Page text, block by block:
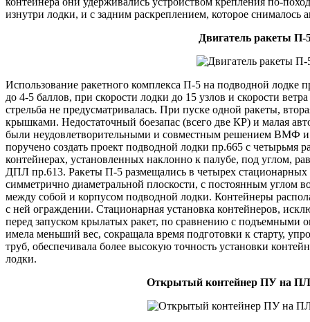
изнутри лодки, и с задним раскреплением, которое снималось
Двигатель ракеты П-
Использование ракетного комплекса П-5 на подводной лодке
до 4-5 баллов, при скорости лодки до 15 узлов и скорости
стрельба не предусматривалась. При пуске одной ракеты,
крышками. Недостаточный боезапас (всего две КР) и малая
были неудовлетворительными и совместным решением ВМФ
поручено создать проект подводной лодки пр.665 с четырьмя
контейнерах, установленных наклонно к палубе, под углом,
ДПЛ пр.613. Ракеты П-5 размещались в четырех стационарных
симметрично диаметральной плоскости, с постоянным углом
между собой и корпусом подводной лодки. Контейнеры
с ней ограждении. Стационарная установка контейнеров,
перед запуском крылатых ракет, по сравнению с подъемными
имела меньший вес, сокращала время подготовки к старту,
труб, обеспечивала более высокую точность установки
лодки.
Открытый контейнер ПУ на